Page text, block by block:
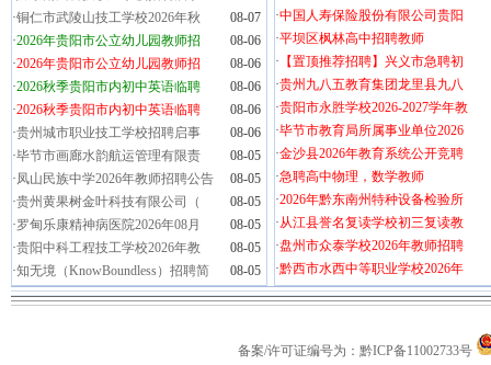
·铜仁市武陵山技工学校2026年秋
08-07
·2026年贵阳市公立幼儿园教师招
08-06
·2026年贵阳市公立幼儿园教师招
08-06
·2026秋季贵阳市内初中英语临聘
08-06
·2026秋季贵阳市内初中英语临聘
08-06
·贵州城市职业技工学校招聘启事
08-06
·毕节市画廊水韵航运管理有限责
08-05
·凤山民族中学2026年教师招聘公告
08-05
·贵州黄果树金叶科技有限公司（
08-05
·罗甸乐康精神病医院2026年08月
08-05
·贵阳中科工程技工学校2026年教
08-05
·知无境（KnowBoundless）招聘简 08-05
·中国人寿保险股份有限公司贵阳
·平坝区枫林高中招聘教师
· 【置顶推荐招聘】兴义市急聘初
·贵州九八五教育集团龙里县九八
·贵阳市永胜学校2026-2027学年教
·毕节市教育局所属事业单位2026
·金沙县2026年教育系统公开竞聘
·急聘高中物理，数学教师
·2026年黔东南州特种设备检验所
·从江县誉名复读学校初三复读教
·盘州市众泰学校2026年教师招聘
·黔西市水西中等职业学校2026年
备案/许可证编号为：黔ICP备11002733号